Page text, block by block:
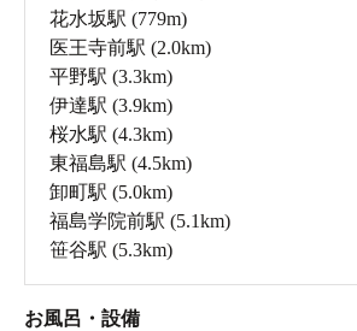
花水坂駅 (779m)
医王寺前駅 (2.0km)
平野駅 (3.3km)
伊達駅 (3.9km)
桜水駅 (4.3km)
東福島駅 (4.5km)
卸町駅 (5.0km)
福島学院前駅 (5.1km)
笹谷駅 (5.3km)
お風呂・設備